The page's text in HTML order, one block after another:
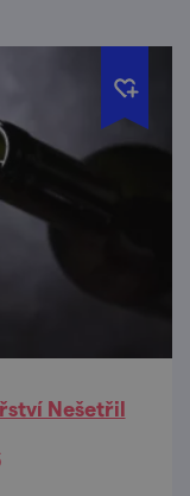
Nešetřil